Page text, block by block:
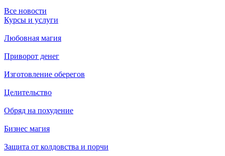
Все новости
Курсы и услуги
Любовная магия
Приворот денег
Изготовление оберегов
Целительство
Обряд на похудение
Бизнес магия
Защита от колдовства и порчи